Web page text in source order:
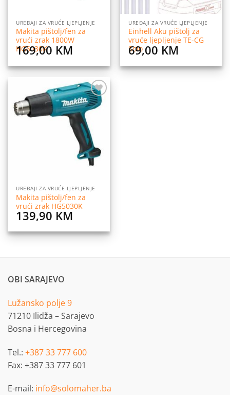
UREĐAJI ZA VRUĆE LJEPLJENJE
Makita pištolj/fen za
vrući zrak 1800W
HG6030K
169,00 KM
UREĐAJI ZA VRUĆE LJEPLJENJE
Einhell Aku pištolj za
vruće ljepljenje TE-CG
Solo
69,00 KM
Dodaj
na
UREĐAJI ZA VRUĆE LJEPLJENJE
Makita pištolj/fen za
vrući zrak HG5030K
139,90 KM
OBI SARAJEVO
Lužansko polje 9
71210 Ilidža – Sarajevo
Bosna i Hercegovina
Tel.: +387 33 777 600
Fax: +387 33 777 601
E-mail: info@solomaher.ba